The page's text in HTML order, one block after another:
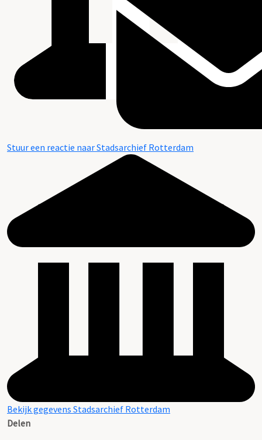
Stuur een reactie naar Stadsarchief Rotterdam
Bekijk gegevens Stadsarchief Rotterdam
Delen